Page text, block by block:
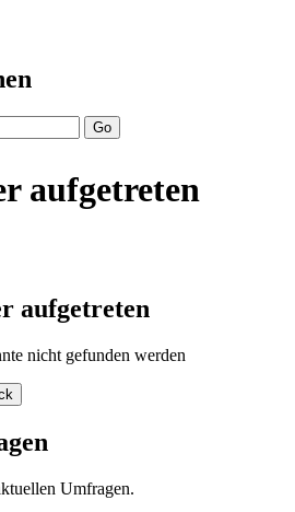
aufgetreten
aufgetreten
nicht gefunden werden
Umfragen.